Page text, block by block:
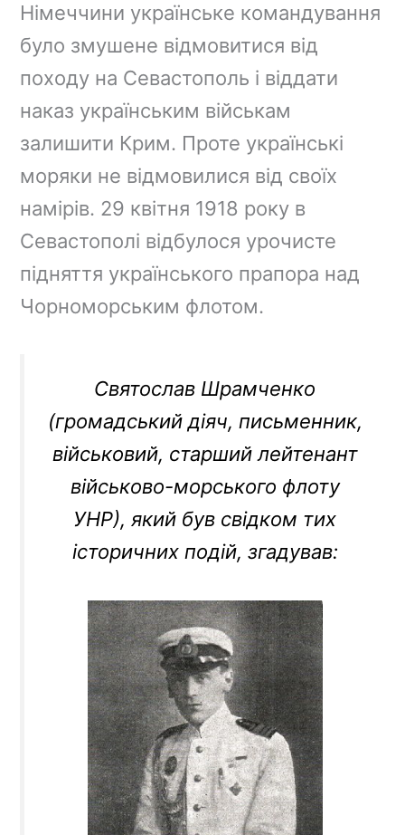
Німеччини українське командування
було змушене відмовитися від
походу на Севастополь і віддати
наказ українським військам
залишити Крим. Проте українські
моряки не відмовилися від своїх
намірів. 29 квітня 1918 року в
Севастополі відбулося урочисте
підняття українського прапора над
Чорноморським флотом.
Святослав Шрамченко
(громадський діяч, письменник,
військовий, старший лейтенант
військово-морського флоту
УНР), який був свідком тих
історичних подій, згадував: